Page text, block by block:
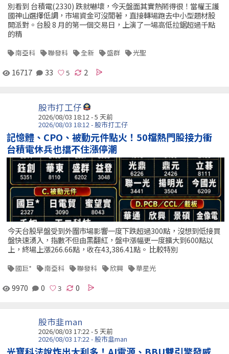
別看到 台積電(2330) 跌就嚇壞，今天盤面其實熱鬧得很！當權王護
國神山選擇低調，市場資金可沒閒著，直接轉場跑去中小型題材股
開派對。台股 8 月的第一個交易日，上演了一場高低拉鋸超過千點
的精
南亞科 聯發科 全新 盛群 光聖
16717 33 2
股市打工仔
2026/08/03 18:12 - 5 天前
2026/08/03 18:12 - 股市打工仔
記憶體、CPO、被動元件點火！50檔熱門股接力衝
台積電休兵也擋不住漲停潮
今天台股早盤受到外圍市場影響一度下跌超過300點，沒想到低接買
盤快速湧入，指數不但由黑翻紅，盤中漲幅更一度擴大到600點以
上，終場上漲266.66點，收在43,386.41點。 比較特別
國巨* 南亞科 聯發科 欣興 華星光
9970 0 0
股市韭man
2026/08/03 17:22 - 5 天前
2026/08/03 17:22 - 股市韭man
光寶科法說炸出大利多！AI電源、BBU雙引擎發威